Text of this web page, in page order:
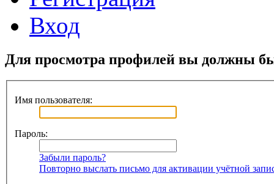
Вход
Для просмотра профилей вы должны
Имя пользователя:
Пароль:
Забыли пароль?
Повторно выслать письмо для активации учётной